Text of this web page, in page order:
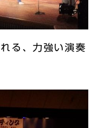
る、力強い演奏